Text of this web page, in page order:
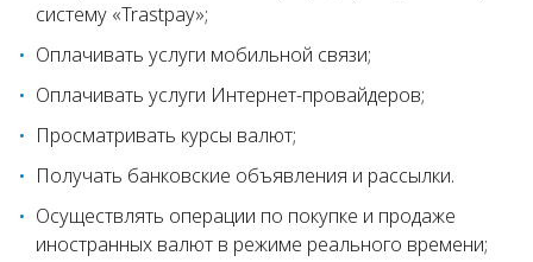
систему «Trastpay»;
Оплачивать услуги мобильной связи;
Оплачивать услуги Интернет-провайдеров;
Просматривать курсы валют;
Получать банковские объявления и рассылки.
Осуществлять операции по покупке и продаже
иностранных валют в режиме реального времени;